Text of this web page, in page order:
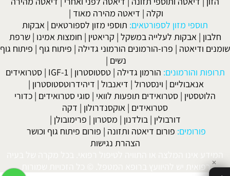
וקלה | דיאטה מהירה מאוד |
תוספי מזון לספורטאים: תוספי מזון לספורטאים | אבקות
חלבון | אבקות לעלייה במשקל | קריאטין | חומצות אמינו |שרפת
שומנים ודיאטה | פרו-הורמונים הורמוני גדילה | פיתוח גוף | פיתוח גוף
נשים |
תרופות והורמונים: הורמון גדילה |טסטוסטרון |
IGF-1
|סטרואידים
אנאבוליים | וינסטרול | דיאנבול | דיהידרוטסטוסטרון |
הלוטסטין | סטרואידים תופעות לוואי | סוגי סטרואידים | כדורי
סטרואידים | אוקסנדרולון | דקה
דורבולין | בולדנון | מסטרון | פרימובולן |
פורומים: פורום דיאטה ותזונה | פורום פיתוח גוף וכושר
הצהרת נגישות
המידע אינו המלצה או התוויה לטיפול רפואי. בכל מקרה של בעיה
רפואית יש להיוועץ ברופא המטפל. © כל הזכויות שמורות. ✕